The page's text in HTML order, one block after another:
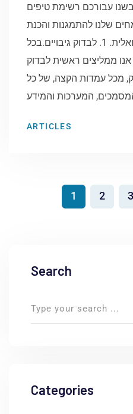
עבורכם רשימת טיפים
שלנו להתמגנות והכנת
העסק – הן פיזית והן וירטואלית. 1. לבדוק גיבויים.בכל
ממליצים ראשית לבדוק
מכל עמדות הקצה, של כל
ARTICLES
1 2 3
Search
Categories